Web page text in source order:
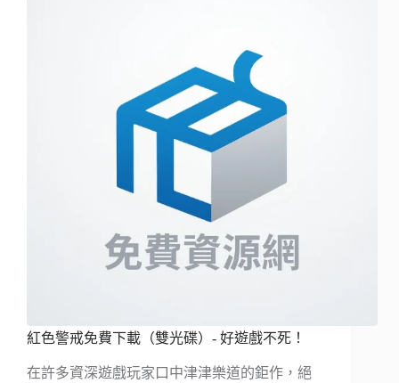
紅色警戒免費下載（雙光碟）- 好遊戲不死！
在許多資深遊戲玩家口中津津樂道的鉅作，絕